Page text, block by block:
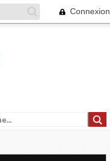
Connexion